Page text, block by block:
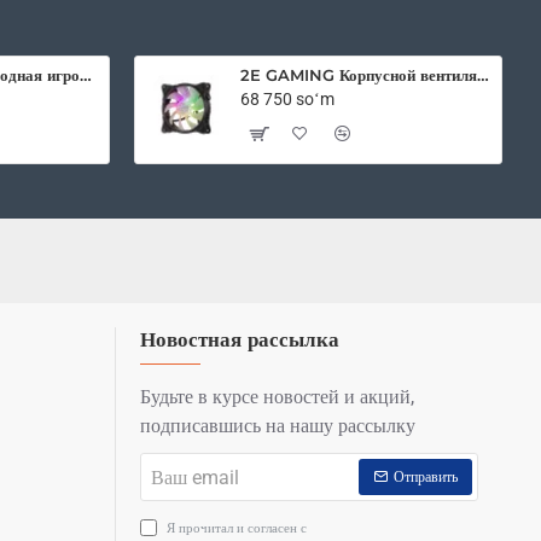
2E Gaming беспроводная игровая мышь HyperDrive Pro WL RGB Black
2E GAMING Корпусной вентилятор F120IR-ARGB 120мм, 3pin fan, 3 pin +5V Aura, белые лопасти, черная рамка, inner LED
68 750 soʻm
Новостная рассылка
Будьте в курсе новостей и акций,
подписавшись на нашу рассылку
Ваш
email
Отправить
Я прочитал и согласен с